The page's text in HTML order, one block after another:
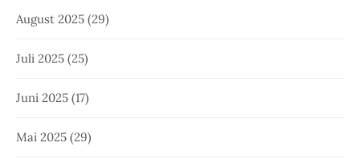
August 2025 (29)
Juli 2025 (25)
Juni 2025 (17)
Mai 2025 (29)